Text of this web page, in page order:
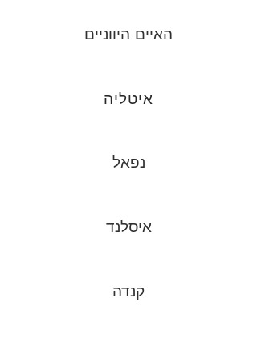
האיים היווניים
איטליה
נפאל
איסלנד
קנדה